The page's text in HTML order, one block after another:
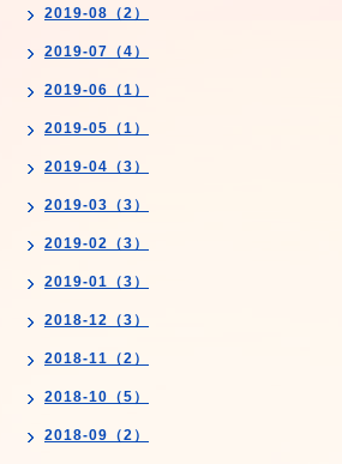
2019-08（2）
2019-07（4）
2019-06（1）
2019-05（1）
2019-04（3）
2019-03（3）
2019-02（3）
2019-01（3）
2018-12（3）
2018-11（2）
2018-10（5）
2018-09（2）